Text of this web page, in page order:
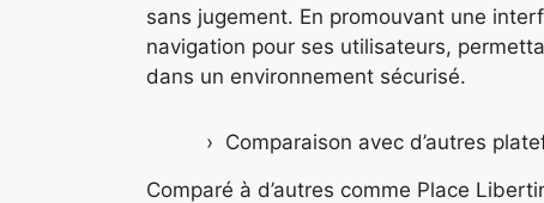
sans jugement. En promouvant une
navigation pour ses utilisateurs,
dans un environnement sécurisé.
Comparaison avec d’autres
Comparé à d’autres comme Place